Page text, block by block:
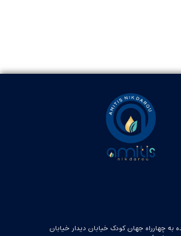
به چهارراه جهان کودک خیابان دیدار خیابان